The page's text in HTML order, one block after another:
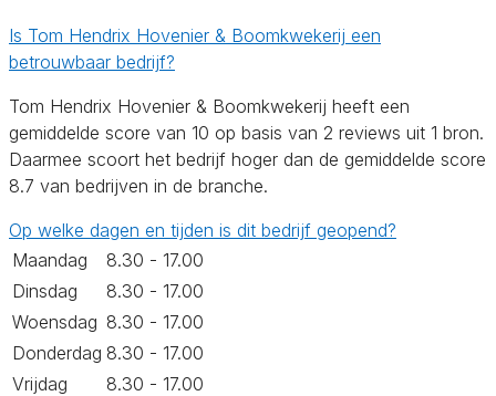
Is Tom Hendrix Hovenier & Boomkwekerij een
betrouwbaar bedrijf?
Tom Hendrix Hovenier & Boomkwekerij heeft een
gemiddelde score van 10 op basis van 2 reviews uit 1 bron.
Daarmee scoort het bedrijf hoger dan de gemiddelde score
8.7 van bedrijven in de branche.
Op welke dagen en tijden is dit bedrijf geopend?
Maandag
8.30 - 17.00
Dinsdag
8.30 - 17.00
Woensdag 8.30 - 17.00
Donderdag 8.30 - 17.00
Vrijdag
8.30 - 17.00